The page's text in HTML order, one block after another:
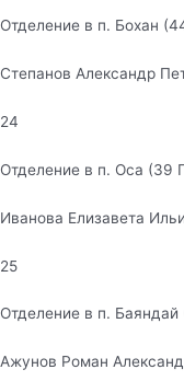
Отделение в п. Бохан
Степанов Александр
24
Отделение в п. Оса
Иванова Елизавета
25
Отделение в п.
Ажунов Роман